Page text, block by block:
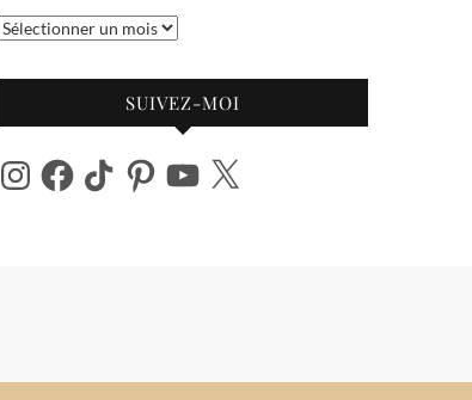
Archives
SUIVEZ-MOI
InstagramFacebook
TikTok PinterestYouTube
X